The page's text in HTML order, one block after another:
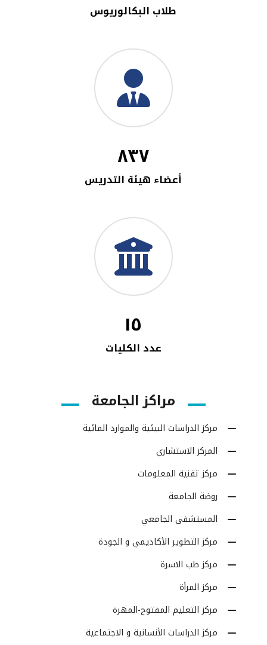
طلاب البكالوريوس
٨٣٧
أعضاء هيئة التدريس
١٥
عدد الكليات
مراكز الجامعة
مركز الدراسات البيئية والموارد المائية
المركز الاستشاري
مركز تقنية المعلومات
روضة الجامعة
المستشفى الجامعي
مركز التطوير الأكاديمي و الجودة
مركز طب الاسرة
مركز المرأة
مركز التعليم المفتوح-المهرة
مركز الدراسات الأنسانية و الاجتماعية